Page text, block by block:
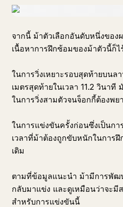
จากนี้ ม้าตัวเลือกอันดับหนึ่งของ
เนื้อหาการฝึกซ้อมของม้าตัวนี้ก็
ในการวิ่งเหยาะรอบสุดท้ายบนล
เมตรสุดท้ายในเวลา 11.2 วินา
ในการวิ่งสามตัวจนจ็อกกี้ต้องพย
ในการแข่งขันครั้งก่อนซึ่งเป็นก
เวลาที่ม้าต้องถูกขับหนักในการ
เดิม
ตามที่ข้อมูลแนะนำ ม้ามีการพัฒ
กลับมาแข่ง และดูเหมือนว่าจะ
สำหรับการแข่งขันนี้